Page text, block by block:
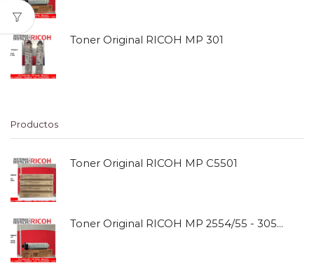
Toner Original RICOH MP 301
Productos
Toner Original RICOH MP C5501
Toner Original RICOH MP 2554/55 - 3054/55